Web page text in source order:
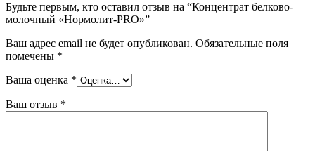
Будьте первым, кто оставил отзыв на “Концентрат белково-
молочный «Нормолит-PRO»”
Ваш адрес email не будет опубликован. Обязательные поля
помечены *
Ваша оценка *
Ваш отзыв *